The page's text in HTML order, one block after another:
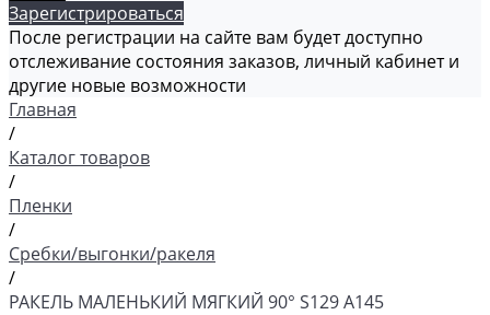
Зарегистрироваться
После регистрации на сайте вам будет доступно
отслеживание состояния заказов, личный кабинет и
другие новые возможности
Главная
/
Каталог товаров
/
Пленки
/
Сребки/выгонки/ракеля
/
РАКЕЛЬ МАЛЕНЬКИЙ МЯГКИЙ 90° S129 А145